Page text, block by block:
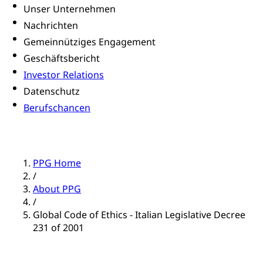
Unser Unternehmen
Nachrichten
Gemeinnütziges Engagement
Geschäftsbericht
Investor Relations
Datenschutz
Berufschancen
PPG Home
/
About PPG
/
Global Code of Ethics - Italian Legislative Decree
231 of 2001